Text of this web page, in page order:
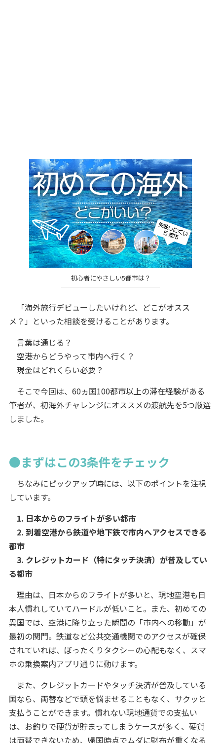
初心者にやさしい5都市は？
「海外旅行デビューしたいけれど、どこがオスス
メ？」といった相談を受けることがあります。
言葉は通じる？
空港からどうやって市内へ行く？
現金はどれくらい必要？
そこで今回は、60ヵ国100都市以上の滞在経験がある
筆者が、初海外チャレンジにオススメの渡航先を5つ厳選
しました。
●まずはこの3条件をチェック
ちなみにピックアップ時には、以下のポイントを注視
しています。
1. 日本からのフライトが多い都市
2. 到着空港から鉄道や地下鉄で市内へアクセスできる
都市
3. クレジットカード（特にタッチ決済）が普及してい
る都市
理由は、日本からのフライトが多いと、現地空港も日
本人慣れしていてハードルが低いこと。また、初めての
異国では、空港に降り立った瞬間の「市内への移動」が
最初の関門。鉄道など公共交通機関でのアクセスが確保
されていれば、ぼったくりタクシーの心配もなく、スマ
ホの乗換案内アプリ通りに動けます。
また、クレジットカードやタッチ決済が普及している
国なら、両替などで頭を悩ませることもなく、サクッと
支払うことができます。慣れない現地通貨での支払い
は、お釣りで硬貨が貯まってしまうケースが多く、硬貨
は両替できないため、帰国時点でムダに財布が重くなる